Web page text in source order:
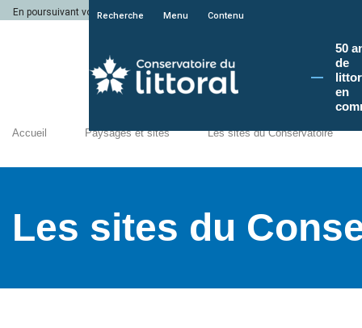
En poursuivant votre navigation sur le site du Conservatoire du littoral, vous
Recherche Menu Contenu
50
de
en
Accueil Paysages et sites Les sites du Conservatoire
Les sites du